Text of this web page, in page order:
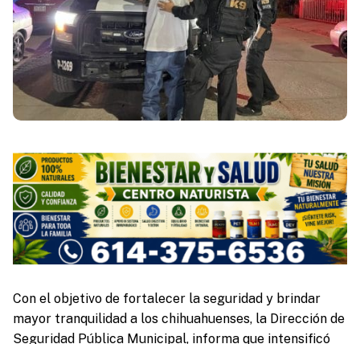
Con el objetivo de fortalecer la seguridad y brindar
mayor tranquilidad a los chihuahuenses, la Dirección de
Seguridad Pública Municipal, informa que intensificó